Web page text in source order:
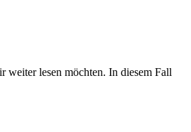
weiter lesen möchten. In diesem Fall